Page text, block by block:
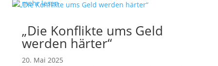
mehr lesen
„Die Konflikte ums Geld
werden härter“
20. Mai 2025